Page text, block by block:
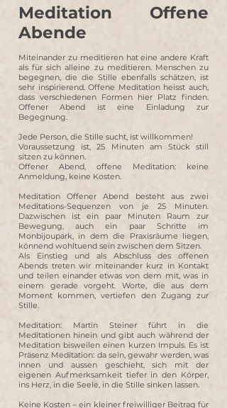
Meditation Offene
Abende
Miteinander zu meditieren hat eine andere Kraft
als für sich alleine zu meditieren. Menschen zu
begegnen, die die Stille ebenfalls schätzen, ist
sehr inspirierend. Offene Meditation heisst auch,
dass verschiedenen Formen hier Platz finden.
Offener Abend ist eine Einladung zur
Begegnung.
Jede Person, die Stille sucht, ist willkommen!
Voraussetzung ist, 25 Minuten am Stück still
sitzen zu können.
Offener Abend, offene Meditation: keine
Anmeldung, keine Kosten.
Meditation Offener Abend besteht aus zwei
Meditations-Sequenzen von je 25 Minuten.
Dazwischen ist ein paar Minuten Raum zur
Bewegung, auch ein paar Schritte im
Monbijoupark, in dem die Praxisräume liegen,
könnend wohltuend sein zwischen dem Sitzen.
Als Einstieg und als Abschluss des offenen
Abends treten wir miteinander kurz in Kontakt
und teilen einander etwas von dem mit, was in
einem gerade vorgeht. Worte, die aus dem
Moment kommen, vertiefen den Zugang zur
Stille.
Meditation: Martin Steiner führt in die
Meditationen hinein und gibt auch während der
Meditation bisweilen einen kurzen Impuls. Es ist
Präsenz Meditation: da sein, gewahr werden, was
innen und aussen geschieht, sich mit der
eigenen Aufmerksamkeit tiefer in den Körper,
ins Herz, in die Seele, in die Stille sinken lassen.
Keine Kosten – ein kleiner freiwilliger Beitrag für